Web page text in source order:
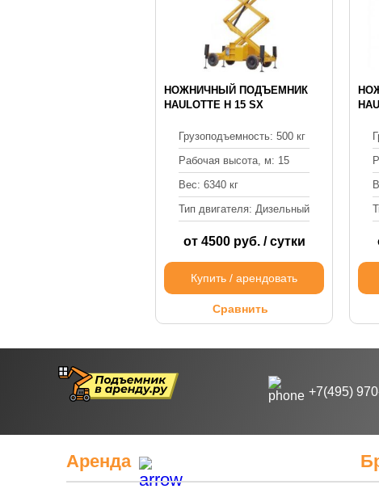
НОЖНИЧНЫЙ ПОДЪЕМНИК
HAULOTTE H 15 SX
Грузоподъемность: 500 кг
Рабочая высота, м: 15
Вес: 6340 кг
Тип двигателя: Дизельный
от 4500 руб. / сутки
Купить / арендовать
Сравнить
+7(495)
Аренда